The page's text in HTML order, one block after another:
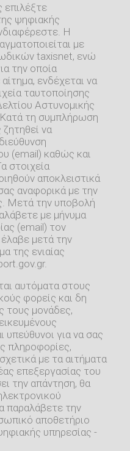
επιλέξτε
ψηφιακής
Η
με
taxisnet, ενώ
την οποία
ενδέχεται να
ταυτοποίησης
Αστυνομικής
τη συμπλήρωση
να
(email) καθώς και
στοιχεία
αποκλειστικά
αναφορικά με την
Μετά την υποβολή
με μήνυμα
(email) τον
μετά την
της ενιαίας
αυτόματα στους
φορείς και δη
τους μονάδες,
υπεύθυνοι για να σας
πληροφορίες,
με τα αιτήματα
επεξεργασίας του
την απάντηση, θα
παραλάβετε την
αποθετήριο
υπηρεσίας -